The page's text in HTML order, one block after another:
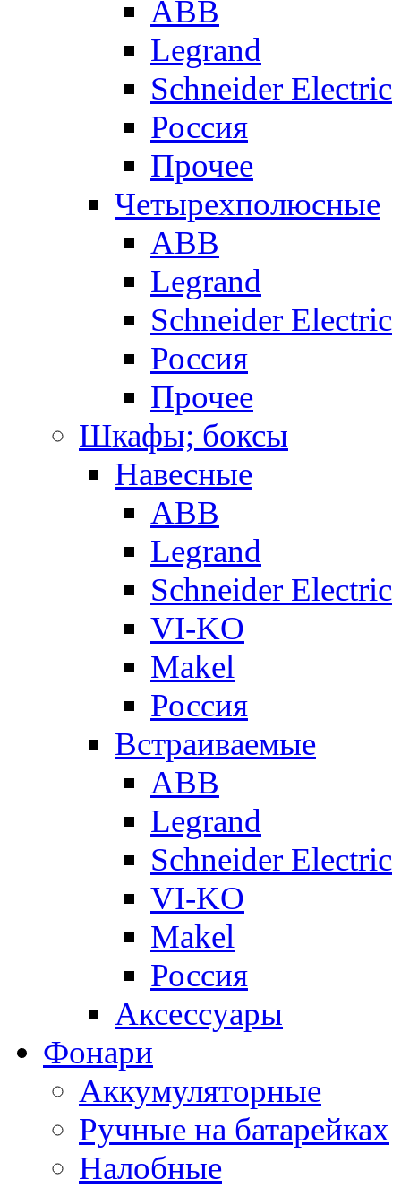
ABB
Legrand
Schneider Electric
Россия
Прочее
Четырехполюсные
ABB
Legrand
Schneider Electric
Россия
Прочее
Шкафы; боксы
Навесные
ABB
Legrand
Schneider Electric
VI-KO
Makel
Россия
Встраиваемые
ABB
Legrand
Schneider Electric
VI-KO
Makel
Россия
Аксессуары
Фонари
Аккумуляторные
Ручные на батарейках
Налобные